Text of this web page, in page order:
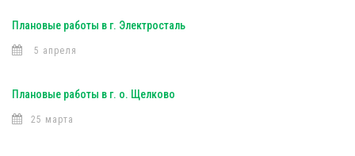
Плановые работы в г. Электросталь
5 апреля
Плановые работы в г. о. Щелково
25 марта